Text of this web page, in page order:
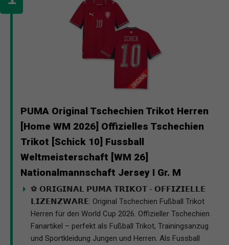
PUMA Original Tschechien Trikot Herren
[Home WM 2026] Offizielles Tschechien
Trikot [Schick 10] Fussball
Weltmeisterschaft [WM 26]
Nationalmannschaft Jersey I Gr. M
⚽ 𝗢𝗥𝗜𝗚𝗜𝗡𝗔𝗟 𝗣𝗨𝗠𝗔 𝗧𝗥𝗜𝗞𝗢𝗧 - 𝗢𝗙𝗙𝗜𝗭𝗜𝗘𝗟𝗟𝗘
𝗟𝗜𝗭𝗘𝗡𝗭𝗪𝗔𝗥𝗘: Original Tschechien Fußball Trikot
Herren für den World Cup 2026. Offizieller Tschechien
Fanartikel – perfekt als Fußball Trikot, Trainingsanzug
und Sportkleidung Jungen und Herren. Als Fussball